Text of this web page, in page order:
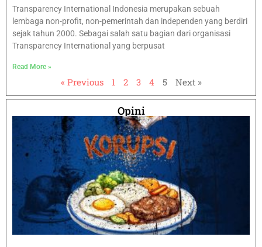
Transparency International Indonesia merupakan sebuah
lembaga non-profit, non-pemerintah dan independen yang berdiri
sejak tahun 2000. Sebagai salah satu bagian dari organisasi
Transparency International yang berpusat
Read More »
« Previous 1 2 3 4 5 Next »
Opini